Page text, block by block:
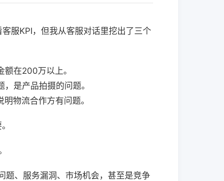
服KPI，但我从客服对话里挖出了三个
在200万以上。
是产品拍摄的问题。
物流合作方有问题。
题、服务漏洞、市场机会，甚至是竞争